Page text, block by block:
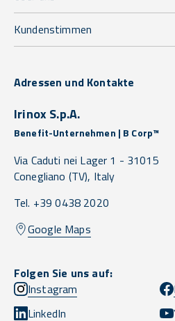
Kundenstimmen
Adressen und Kontakte
Irinox S.p.A.
Benefit-Unternehmen | B Corp™
Via Caduti nei Lager 1 - 31015
Conegliano (TV), Italy
Tel. +39 0438 2020
Google Maps
Folgen Sie uns auf:
Instagram
LinkedIn